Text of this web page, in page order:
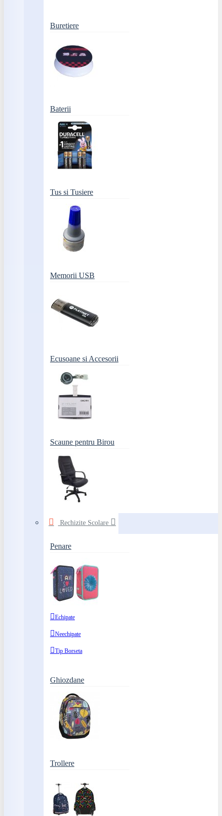
Buretiere
Baterii
Tus si Tusiere
Memorii USB
Ecusoane si Accesorii
Scaune pentru Birou
Rechizite Scolare
Penare
Echipate
Neechipate
Tip Borseta
Ghiozdane
Trollere